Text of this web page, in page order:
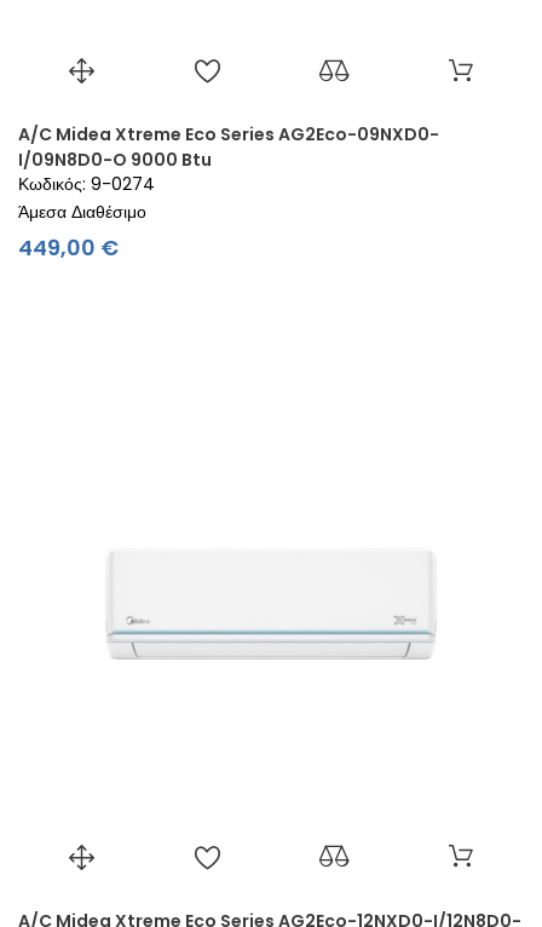
A/C Midea Xtreme Eco Series AG2Eco-09NXD0-
I/09N8D0-O 9000 Btu
Κωδικός: 9-0274
Άμεσα Διαθέσιμο
449,00 €Τιμή
A/C Midea Xtreme Eco Series AG2Eco-12NXD0-I/12N8D0-